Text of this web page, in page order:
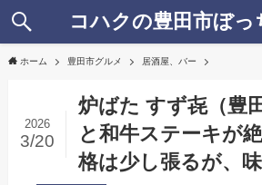
コハクの豊田市ぼっ
ホーム 豊田市グルメ 居酒屋、バー
炉ばた すず㐂（豊
と和牛ステーキが
格は少し張るが、
2026
3/20